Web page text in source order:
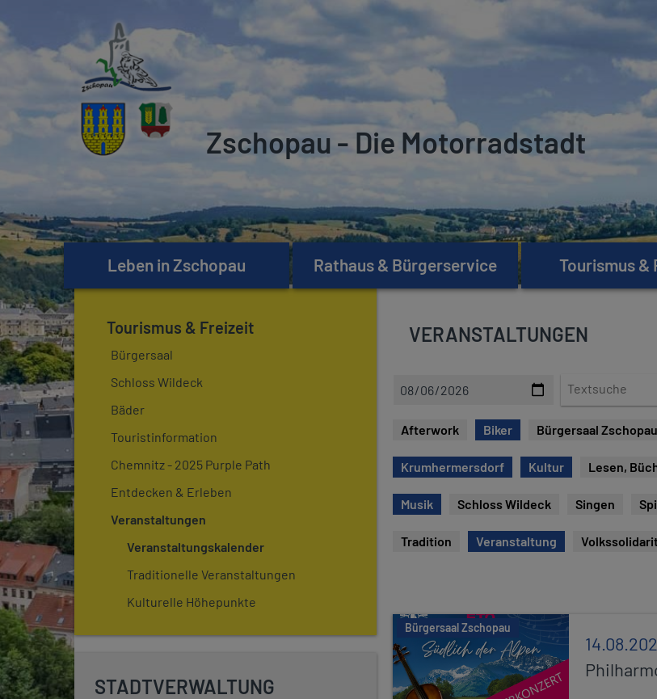
Zschopau - Die Motorradstadt
Leben in Zschopau Rathaus & Bürgerservice Tourismus &
Tourismus & Freizeit
Bürgersaal
Schloss Wildeck
Bäder
Touristinformation
Chemnitz - 2025 Purple Path
Entdecken & Erleben
Veranstaltungen
Veranstaltungskalender
Traditionelle Veranstaltungen
Kulturelle Höhepunkte
STADTVERWALTUNG
VERANSTALTUNGEN
t
s
u
Afterwork Biker Bürgersaal Zschopau
Krumhermersdorf Kultur Lesen,
Musik Schloss Wildeck Singen
Tradition Veranstaltung
Bürgersaal Zschopau